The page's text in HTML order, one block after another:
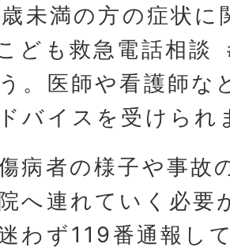
未満の方の症状に
こども救急電話相
。医師や看護師な
バイスを受けられ
病者の様子や事故
へ連れていく必要
わず119番通報し